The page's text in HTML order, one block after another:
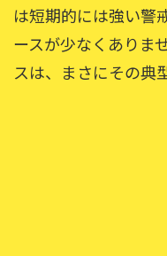
は短期的には強い警
ースが少なくありま
スは、まさにその典